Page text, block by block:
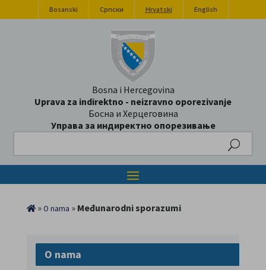
Bosanski Српски Hrvatski English
Bosna i Hercegovina
Uprava za indirektno - neizravno oporezivanje
Босна и Херцеговина
Управа за индиректно опорезивање
»O nama » Međunarodni sporazumi
O nama